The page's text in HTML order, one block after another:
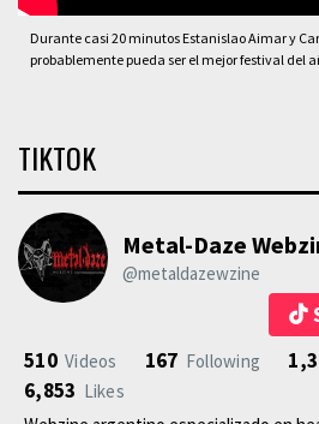
Durante casi 20 minutos Estanislao Aimar y
probablemente pueda ser el mejor festival del
TIKTOK
Metal-Daze
@metaldazewzine
510 Videos 167 Following
6,853 Likes